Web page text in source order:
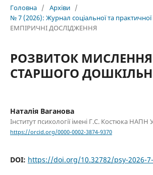
Головна / Архіви /
№ 7 (2026): Журнал соціальної та практичної
ЕМПІРИЧНІ ДОСЛІДЖЕННЯ
РОЗВИТОК МИСЛЕННЯ
СТАРШОГО
Наталія Ваганова
Інститут психології імені Г.С. Костюка НАПН
https://orcid.org/0000-0002-3874-9370
DOI: https://doi.org/10.32782/psy-2026-